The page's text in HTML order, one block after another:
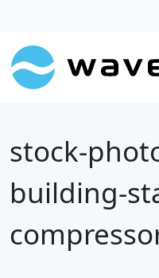
stock-
building-